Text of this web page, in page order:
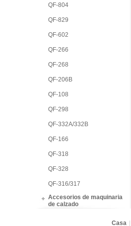
QF-804
QF-829
QF-602
QF-266
QF-268
QF-206B
QF-108
QF-298
QF-332A/332B
QF-166
QF-318
QF-328
QF-316/317
Accesorios de maquinaria
de calzado
Casa